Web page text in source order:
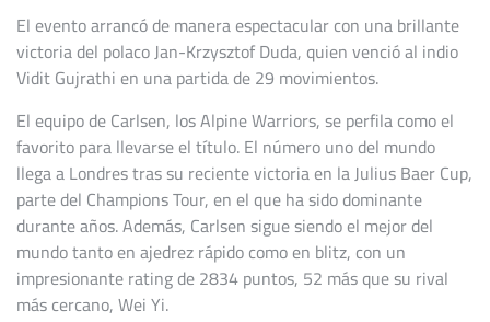
El evento arrancó de manera espectacular con una brillante
victoria del polaco Jan-Krzysztof Duda, quien venció al indio
Vidit Gujrathi en una partida de 29 movimientos.
El equipo de Carlsen, los Alpine Warriors, se perfila como el
favorito para llevarse el título. El número uno del mundo
llega a Londres tras su reciente victoria en la Julius Baer Cup,
parte del Champions Tour, en el que ha sido dominante
durante años. Además, Carlsen sigue siendo el mejor del
mundo tanto en ajedrez rápido como en blitz, con un
impresionante rating de 2834 puntos, 52 más que su rival
más cercano, Wei Yi.